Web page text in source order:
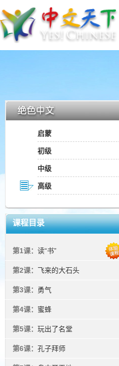
启蒙
初级
中级
高级
课程目录
第1课： 读“书”
第2课： 飞来的大石头
第3课： 勇气
第4课： 蜜蜂
第5课： 玩出了名堂
第6课： 孔子拜师